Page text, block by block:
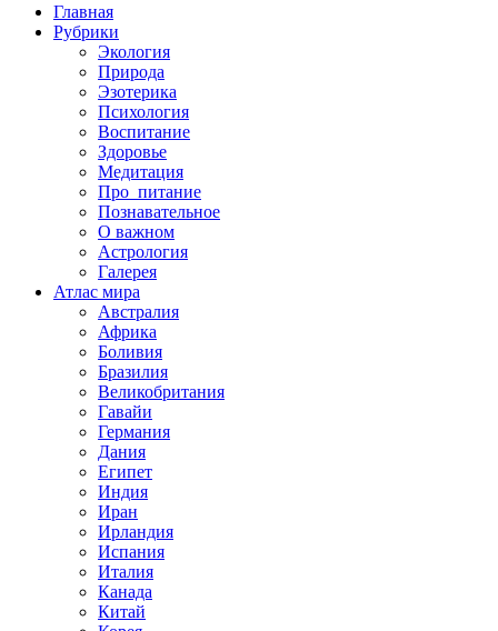
Главная
Рубрики
Экология
Природа
Эзотерика
Психология
Воспитание
Здоровье
Медитация
Про_питание
Познавательное
О важном
Астрология
Галерея
Атлас мира
Австралия
Африка
Боливия
Бразилия
Великобритания
Гавайи
Германия
Дания
Египет
Индия
Иран
Ирландия
Испания
Италия
Канада
Китай